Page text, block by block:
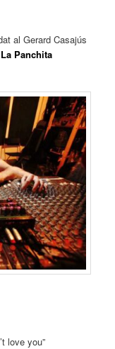
al Gerard Casajús
La Panchita
love you”